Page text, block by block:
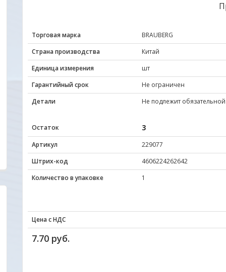
сайт... Цены, качество товаров ,
и уважительное отношение к
с порога подкупают своей
очень
Торговая марка
BRAUBERG
Страна производства
Китай
Единица измерения
шт
Гарантийный срок
Не ограничен
Детали
Не подлежит
Остаток 3
Артикул
229077
Штрих-код
4606224262642
Количество в упаковке
1
Цена с НДС
7.70 руб.